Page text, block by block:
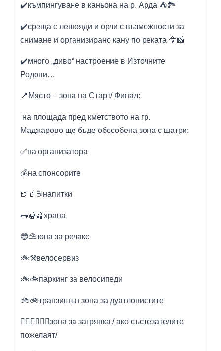
✔️къмпингуване в каньона на р. Арда ⛺️🏞️
✔️среща с лешояди и орли с възможности за
снимане и организирано кану по реката 🦅📸
✔️много „диво“ настроение в Източните
Родопи…
📍Място – зона на Старт/ Финал:
на площада пред кметството на гр.
Маджарово ще бъде обособена зона с шатри:
✅на организатора
💰на спонсорите
🍺🧃☕️напитки
🌭🍯🍒храна
😎⛱️зона за релакс
🚲⚒️велосервиз
🚲🚲паркинг за велосипеди
🚲🚲транзишън зона за дуатлонистите
🏃🏻‍♂️🏃🏻‍♀️зона за загрявка / ако състезателите
пожелаят/